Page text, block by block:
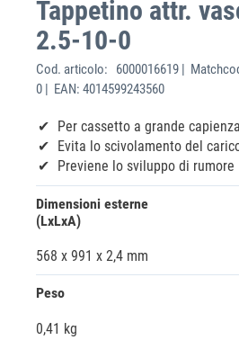
‌Tappetino attr.
2.5-10-0
Cod. articolo:
6000016619 |
0 | EAN: 4014599243560
Per cassetto a grande
Evita lo scivolamento del
Previene lo sviluppo di rumore
Dimensioni esterne
(LxLxA)
568 x 991 x 2,4 mm
Peso
0,41 kg